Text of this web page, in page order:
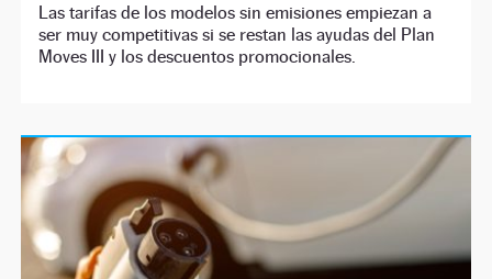
Las tarifas de los modelos sin emisiones empiezan a
ser muy competitivas si se restan las ayudas del Plan
Moves III y los descuentos promocionales.